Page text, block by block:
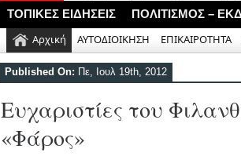
Έφυγε από τη ζωή ο συνταξιούχος
Απευθείας ανάθεση 30.355 ευρώ για τον
Ελλομένου
λαού μας
Πρώτη μεταγραφή για τον Τηλυκράτη με
ΤΟΠΙΚΕΣ ΕΙΔΗΣΕΙΣ ΠΟΛΙΤΙΣΜΟΣ –
Αρχική ΑΥΤΟΔΙΟΙΚΗΣΗ ΕΠΙΚΑΙΡΟΤΗΤΑ
Published On: Πε, Ιουλ 19th, 2012
Ευχαριστίες του
«Φάρος»